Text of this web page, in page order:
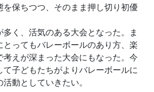
保ちつつ、そのまま押し切り初優
く、活気のある大会となった。ま
ってもバレーボールのあり方、楽
考えが深まった大会にもなった。今
子どもたちがよりバレーボールに
動としていきたい。